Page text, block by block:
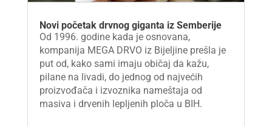
Novi početak drvnog giganta iz Semberije
Od 1996. godine kada je osnovana,
kompanija MEGA DRVO iz Bijeljine prešla je
put od, kako sami imaju običaj da kažu,
pilane na livadi, do jednog od najvećih
proizvođača i izvoznika nameštaja od
masiva i drvenih lepljenih ploča u BIH.